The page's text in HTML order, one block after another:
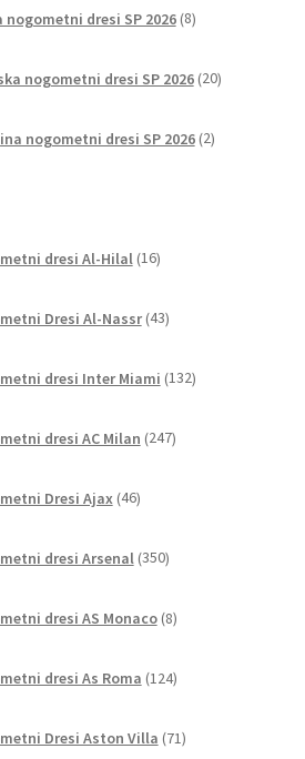
nogometni dresi SP 2026 8izdelkov
nogometni dresi SP 2026 20izdelkov
nogometni dresi SP 2026 2izdelka
dresi Al-Hilal 16izdelkov
Dresi Al-Nassr 43izdelkov
dresi Inter Miami 132izdelkov
dresi AC Milan 247izdelkov
Dresi Ajax 46izdelkov
dresi Arsenal 350izdelkov
dresi AS Monaco 8izdelkov
dresi As Roma 124izdelkov
Dresi Aston Villa 71izdelkov